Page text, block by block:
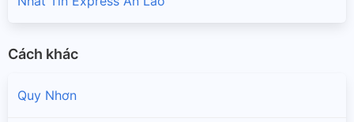
Cách khác
Quy Nhơn